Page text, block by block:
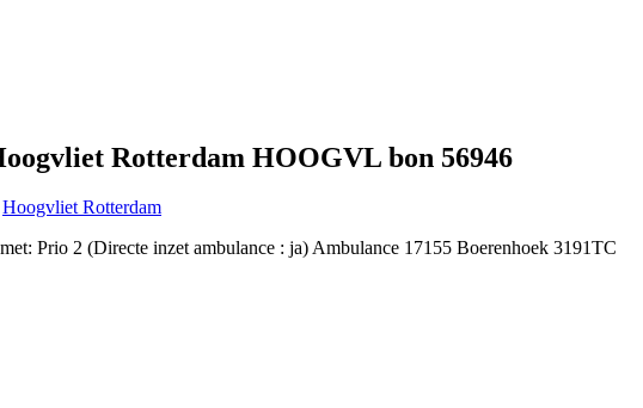
Rotterdam HOOGVL bon 56946
Hoogvliet Rotterdam
Prio 2 (Directe inzet ambulance : ja) Ambulance 17155 Boerenhoek 3191TC